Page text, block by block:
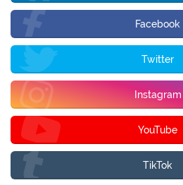
Facebook
Twitter
Instagram
YouTube
TikTok